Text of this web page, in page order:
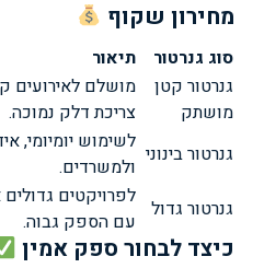
מחירון שקוף
סוג גנרטור תיאור
גנרטור קטן
מושתק
מושלם לאירועים
צריכת דלק נמוכה.
גנרטור בינוני לשימוש יומיומי,
ולמשרדים.
גנרטור גדול לפרויקטים
עם הספק גבוה.
כיצד לבחור ספק אמין